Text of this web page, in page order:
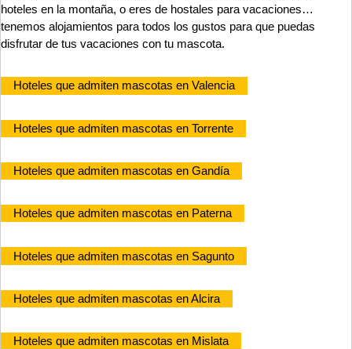
hoteles en la montaña, o eres de hostales para vacaciones…
tenemos alojamientos para todos los gustos para que puedas
disfrutar de tus vacaciones con tu mascota.
Hoteles que admiten mascotas en Valencia
Hoteles que admiten mascotas en Torrente
Hoteles que admiten mascotas en Gandía
Hoteles que admiten mascotas en Paterna
Hoteles que admiten mascotas en Sagunto
Hoteles que admiten mascotas en Alcira
Hoteles que admiten mascotas en Mislata